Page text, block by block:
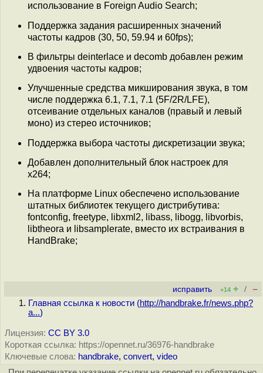
использование в Foreign Audio Search;
Поддержка задания расширенных значений
частоты кадров (30, 50, 59.94 и 60fps);
В фильтры deinterlace и decomb добавлен режим
удвоения частоты кадров;
Улучшенные средства микширования звука, в том
числе поддержка 6.1, 7.1, 7.1 (5F/2R/LFE),
отсеивание отдельных каналов (правый и левый
моно) из стерео источников;
Поддержка выбора частоты дискретизации звука;
Добавлен дополнительный блок настроек для
x264;
На платформе Linux обеспечено использование
штатных библиотек текущего дистрибутива:
fontconfig, freetype, libxml2, libass, libogg, libvorbis,
libtheora и libsamplerate, вместо их встраивания в
HandBrake;
исправить +14 + / –
Главная ссылка к новости (http://handbrake.fr/news.php?
a...)
Лицензия: CC BY 3.0
Короткая ссылка: https://opennet.ru/36976-handbrake
Ключевые слова: handbrake, convert, video